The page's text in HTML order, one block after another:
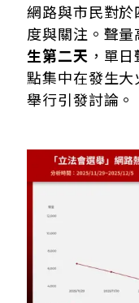
網路與市民對
度與關注。聲
生第二天 ，單
點集中在發生
舉行引發討論。